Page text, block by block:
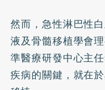
然而，急性淋巴性
液及骨髓移植學會
準醫療研發中心主
疾病的關鍵，就在